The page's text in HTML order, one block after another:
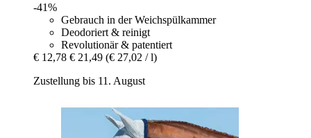
-41%
Gebrauch in der Weichspülkammer
Deodoriert & reinigt
Revolutionär & patentiert
€ 12,78 € 21,49 (€ 27,02 / l)
Zustellung bis 11. August